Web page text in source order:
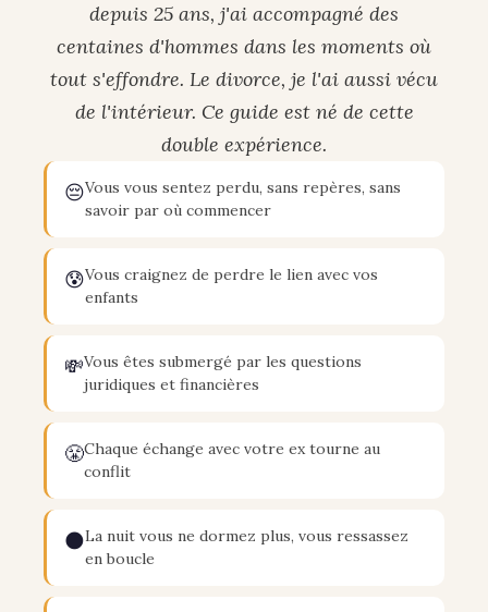
depuis 25 ans, j'ai accompagné des
centaines d'hommes dans les moments où
tout s'effondre. Le divorce, je l'ai aussi vécu
de l'intérieur. Ce guide est né de cette
double expérience.
😔Vous vous sentez perdu, sans repères, sans
savoir par où commencer
😰Vous craignez de perdre le lien avec vos
enfants
💸Vous êtes submergé par les questions
juridiques et financières
😤Chaque échange avec votre ex tourne au
conflit
🌑La nuit vous ne dormez plus, vous ressassez
en boucle